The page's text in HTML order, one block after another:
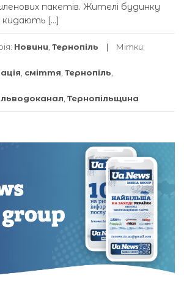
пакетів. Жителі будинку
кидають […]
Новини, Тернопіль Мітки:
, сміття, Тернопіль,
, Тернопільщина